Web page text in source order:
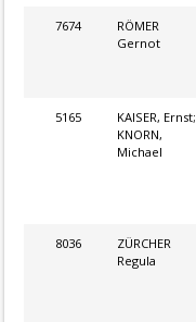
7674
RÖMER
Gernot
5165
KAISER, Ernst;
KNORN,
Michael
8036
ZÜRCHER
Regula